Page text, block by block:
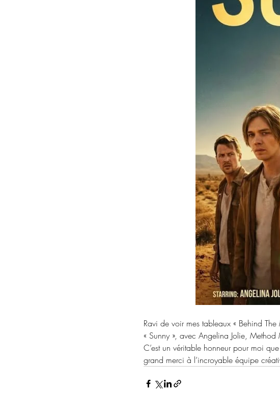
Ravi de voir mes tableaux « Behind
« Sunny », avec Angelina Jolie,
C’est un véritable honneur pour moi
grand merci à l’incroyable équipe